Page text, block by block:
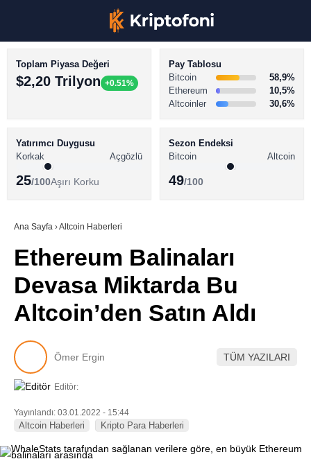
Youtube
TikTok
BİTCOİN HABERLERİ
ALTCOİN HABERLERİ
SÖZLÜK
Toplam Piyasa Değeri
$2,20 Trilyon +0.51%
Pay Tablosu
Bitcoin
58,9%
Ethereum
10,5%
Altcoinler
30,6%
Yatırımcı Duygusu
Korkak
Açgözlü
25/100Aşırı Korku
Sezon Endeksi
Bitcoin
Altcoin
49/100
Ana Sayfa ›Altcoin Haberleri
Ethereum Balinaları
Devasa Miktarda Bu
Altcoin’den Satın Aldı
Ömer Ergin TÜM YAZILARI
Editör:
Yayınlandı: 03.01.2022 - 15:44
Altcoin Haberleri Kripto Para Haberleri